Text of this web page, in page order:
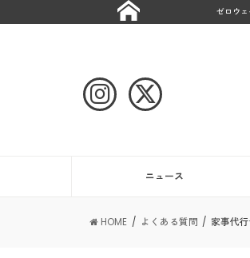
ゼロウェ
ニュース
HOME よくある質問 家事代